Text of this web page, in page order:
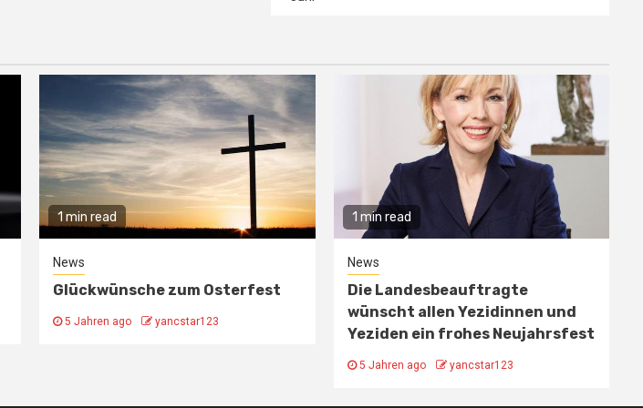
1 min read
News
Glückwünsche zum Osterfest
5 Jahren ago yancstar123
1 min read
News
Die Landesbeauftragte
wünscht allen Yezidinnen und
Yeziden ein frohes Neujahrsfest
5 Jahren ago yancstar123